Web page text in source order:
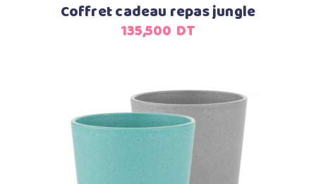
Coffret cadeau repas jungle
135,500 DT
Ajouter au panier